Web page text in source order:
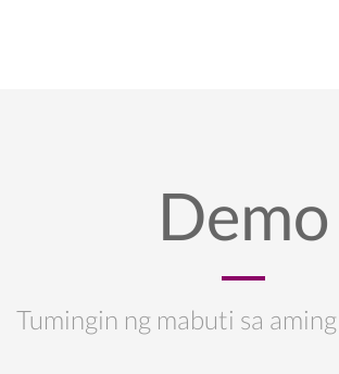
Demo
Tumingin ng mabuti sa